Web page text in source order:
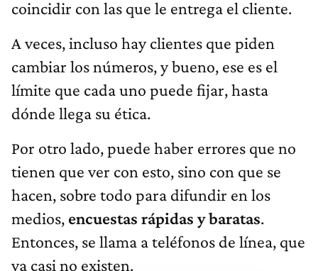
coincidir con las que le entrega el cliente.
A veces, incluso hay clientes que piden
cambiar los números, y bueno, ese es el
límite que cada uno puede fijar, hasta
dónde llega su ética.
Por otro lado, puede haber errores que no
tienen que ver con esto, sino con que se
hacen, sobre todo para difundir en los
medios, encuestas rápidas y baratas.
Entonces, se llama a teléfonos de línea, que
ya casi no existen.